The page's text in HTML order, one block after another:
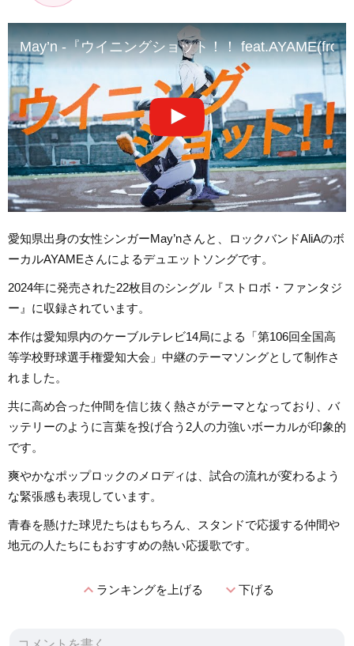
May’n -『ウイニングショット！！
愛知県出身の女性シンガーMay’nさんと、ロックバンドAliAのボ
ーカルAYAMEさんによるデュエットソングです。
2024年に発売された22枚目のシングル『ストロボ・ファンタジ
ー』に収録されています。
本作は愛知県内のケーブルテレビ14局による「第106回全国高
等学校野球選手権愛知大会」中継のテーマソングとして制作さ
れました。
共に高め合った仲間を信じ抜く熱さがテーマとなっており、バ
ッテリーのように言葉を投げ合う2人の力強いボーカルが印象的
です。
爽やかなポップロックのメロディは、試合の流れが変わるよう
な緊張感も表現しています。
青春を懸けた球児たちはもちろん、スタンドで応援する仲間や
地元の人たちにもおすすめの熱い応援歌です。
expand_lessランキングを上げる expand_more下げる